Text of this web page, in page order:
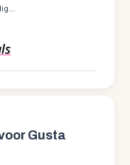
Gusta